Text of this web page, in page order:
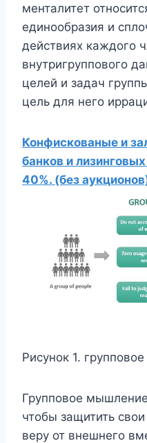
менталитет
единообразия и
действиях каждого
внутригруппового
целей и задач
цель для него
Конфискованые и
банков и
40%. (без
Рисунок 1.
Групповое
чтобы защитить
веру от внешнего